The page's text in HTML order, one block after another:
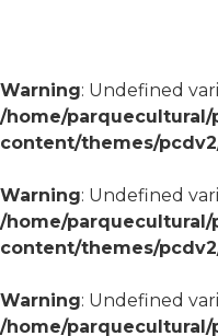
Warning: Undefined
/home/
content/themes/
Warning: Undefined
/home/
content/themes/
Warning: Undefined
/home/